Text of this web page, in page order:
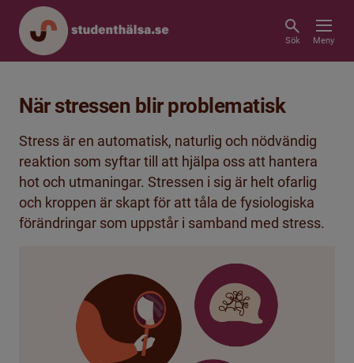
Sök Meny
När stressen blir problematisk
Stress är en automatisk, naturlig och nödvändig
reaktion som syftar till att hjälpa oss att hantera
hot och utmaningar. Stressen i sig är helt ofarlig
och kroppen är skapt för att tåla de fysiologiska
förändringar som uppstår i samband med stress.